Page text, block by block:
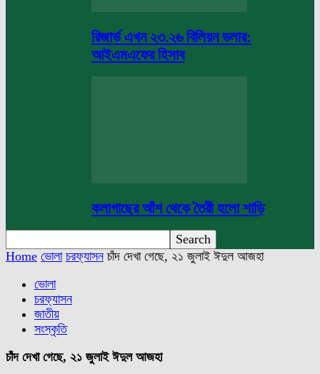
রিজার্ভ এখন ২৩.২৬ বিলিয়ন ডলার:
আইএমএফের হিসাব
কলাগাছের আঁশ থেকে তৈরী হলো শাড়ি
Home ভোলা চরফ্যাসন চাঁদ দেখা গেছে, ২১ জুলাই ঈদুল আজহা
ভোলা
চরফ্যাসন
জাতীয়
সংস্কৃতি
চাঁদ দেখা গেছে, ২১ জুলাই ঈদুল আজহা